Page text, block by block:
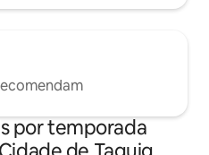
por temporada